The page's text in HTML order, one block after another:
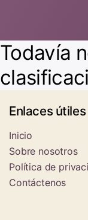
Todavía
Enlaces útiles
Inicio
Sobre nosotros
Política de
Contáctenos